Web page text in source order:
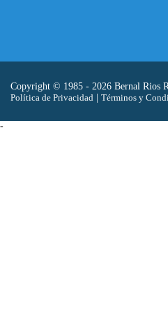
Copyright © 1985 - 2026 Bernal Rios
Política de Privacidad
Términos y
-